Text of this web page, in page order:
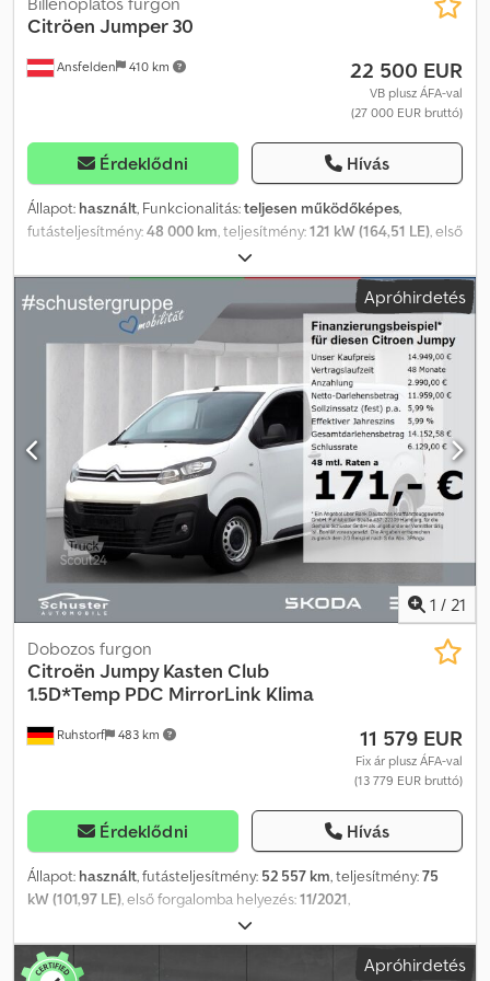
Ansfelden 410 km
Citröen Jumper 30
22 500 EUR
VB plusz ÁFA-val
(27 000 EUR bruttó)
Érdeklődni Hívás
Állapot: használt, Funkcionalitás:teljesen működőképes,
futásteljesítmény:48 000 km, teljesítmény:121 kW (164,51 LE), első
, üzemanyagtípus:
2024, Citroën Jumper billenős platós teherautó Gyártási év: 2024
Csdpfozpha Ujx Ah Iorf Futott kilométer: 48 000 km Műszaki vizsga
érvényessége: 2027.07.
Apróhirdetés
1 / 21
Ruhstorf 483 km
Dobozos furgon
Citroën Jumpy Kasten Club
1.5D*Temp PDC MirrorLink Klima
11 579 EUR
Fix ár plusz ÁFA-val
(13 779 EUR bruttó)
Érdeklődni Hívás
Állapot: használt, futásteljesítmény: 52 557 km, teljesítmény:75
kW (101,97 LE), első forgalomba helyezés:11/2021,
, üzemanyag:
osztály:euro6d, Gyártási év:2021, Felszereltség:ABS, elektronikus
stabilitásprogram (ESP), fedélzeti számítógép, használt jármű
Apróhirdetés